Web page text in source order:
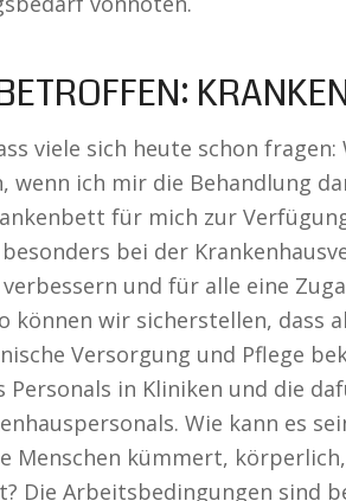
viele sich heute schon
wenn ich mir die Behandlung
für mich zur
bei der
und für alle eine
können wir sicherstellen, dass
Versorgung und Pflege
Personals in Kliniken und die
Wie kann es
Menschen kümmert,
Die Arbeitsbedingungen sind